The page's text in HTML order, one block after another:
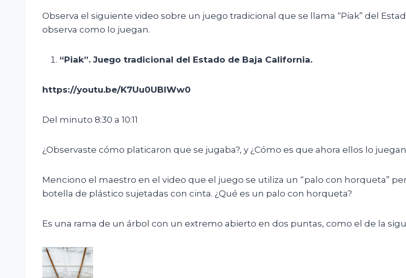
Observa el siguiente video sobre un juego tradicional que se llama “Piak” del
observa como lo juegan.
“Piak”. Juego tradicional del Estado de Baja California.
https://youtu.be/K7Uu0UBlWw0
Del minuto 8:30 a 10:11
¿Observaste cómo platicaron que se jugaba?, y ¿Cómo es que ahora ellos lo
Menciono el maestro en el video que el juego se utiliza un “palo con horqueta”
botella de plástico sujetadas con cinta. ¿Qué es un palo con horqueta?
Es una rama de un árbol con un extremo abierto en dos puntas, como el de la